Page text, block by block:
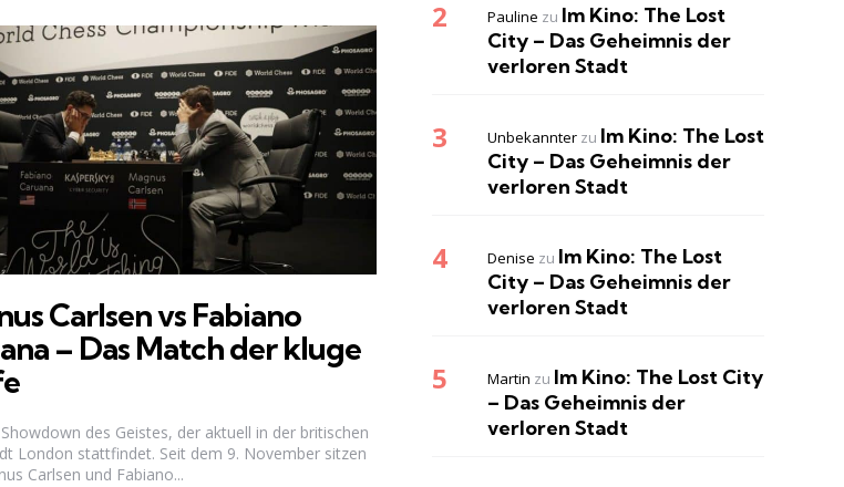
Carlsen vs Fabiano
– Das Match der kluge
des Geistes, der aktuell in der britischen
London stattfindet. Seit dem 9. November sitzen
Carlsen und Fabiano...
Pauline zu Im Kino: The Lost
City – Das Geheimnis der
verloren Stadt
Unbekannter zu Im Kino: The Lost
City – Das Geheimnis der
verloren Stadt
Denise zu Im Kino: The Lost
City – Das Geheimnis der
verloren Stadt
Martin zu Im Kino: The Lost City
– Das Geheimnis der
verloren Stadt